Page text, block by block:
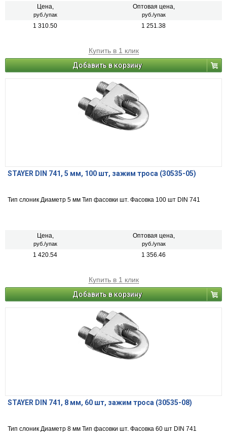
Цена,
руб./упак
Оптовая цена,
руб./упак
1 310.50 1 251.38
Купить в 1 клик
Добавить в корзину
STAYER DIN 741, 5 мм, 100 шт, зажим троса (30535-05)
Тип слоник Диаметр 5 мм Тип фасовки шт. Фасовка 100 шт DIN 741
Цена,
руб./упак
Оптовая цена,
руб./упак
1 420.54 1 356.46
Купить в 1 клик
Добавить в корзину
STAYER DIN 741, 8 мм, 60 шт, зажим троса (30535-08)
Тип слоник Диаметр 8 мм Тип фасовки шт. Фасовка 60 шт DIN 741